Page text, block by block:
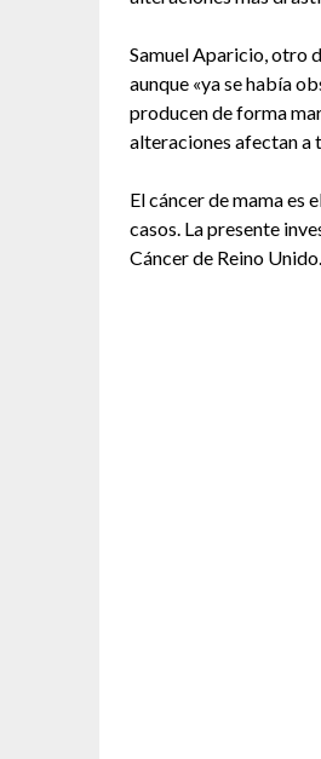
Samuel Aparicio, otro
aunque «ya se había
producen de forma
alteraciones afectan a
El cáncer de mama es
casos. La presente
Cáncer de Reino Unido.